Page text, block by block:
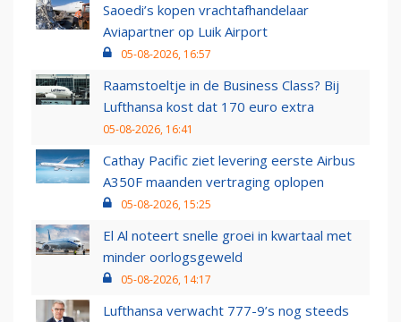
Saoedi’s kopen vrachtafhandelaar
Aviapartner op Luik Airport
05-08-2026, 16:57
Raamstoeltje in de Business Class? Bij
Lufthansa kost dat 170 euro extra
05-08-2026, 16:41
Cathay Pacific ziet levering eerste Airbus
A350F maanden vertraging oplopen
05-08-2026, 15:25
El Al noteert snelle groei in kwartaal met
minder oorlogsgeweld
05-08-2026, 14:17
Lufthansa verwacht 777-9’s nog steeds